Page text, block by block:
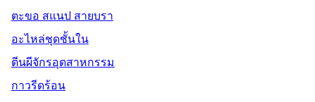
ตะขอ สแนป สายบรา
อะไหล่ชุดชั้นใน
ตีนผีจักรอุตสาหกรรม
กาวรีดร้อน